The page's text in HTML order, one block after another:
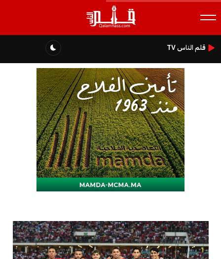
قلم الناس TV